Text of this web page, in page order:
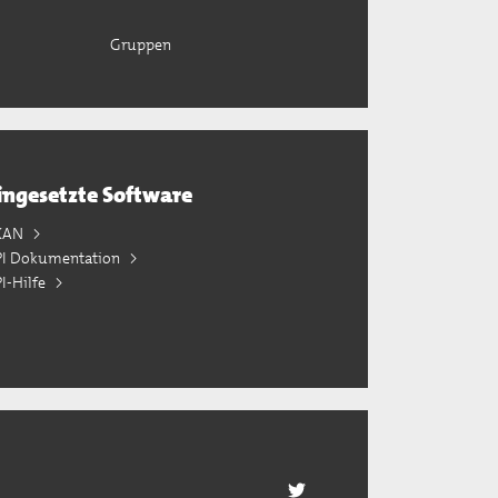
Gruppen
Software
Dokumentation
Hilfe